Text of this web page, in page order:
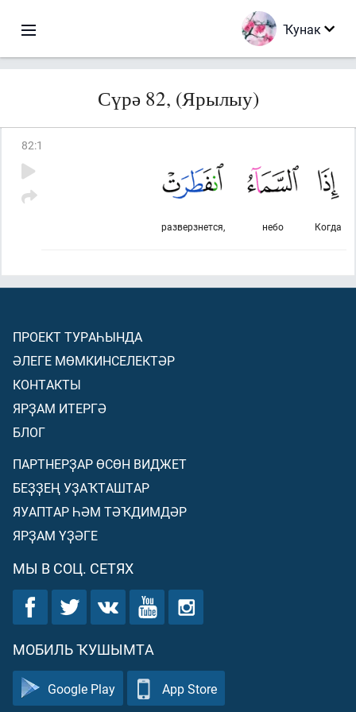
Ҡунак
Сүрә 82, (Ярылыу)
82:1
Когда
небо
разверзнется,
ПРОЕКТ ТУРАҺЫНДА
ӘЛЕГЕ МӨМКИНСЕЛЕКТӘР
КОНТАКТЫ
ЯРҘАМ ИТЕРГӘ
БЛОГ
ПАРТНЕРҘАР ӨСӨН ВИДЖЕТ
БЕҘҘЕҢ УҘАҠТАШТАР
ЯУАПТАР ҺӘМ ТӘҠДИМДӘР
ЯРҘАМ ҮҘӘГЕ
МЫ В СОЦ. СЕТЯХ
МОБИЛЬ ҠУШЫМТА
Google Play App Store